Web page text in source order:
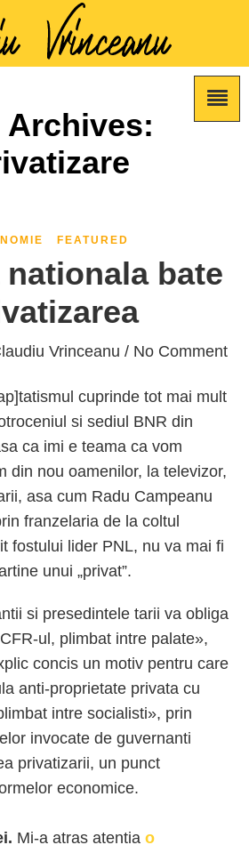
Archives:
FEATURED
nationala bate
Vrinceanu / No Comment
cuprinde tot mai mult
si sediul BNR din
ca imi e teama ca vom
din nou oamenilor, la televizor,
asa cum Radu Campeanu
franzelaria de la coltul
fostului lider PNL, nu va mai fi
unui „privat”.
si presedintele tarii va obliga
ul, plimbat intre palate»,
concis un motiv pentru care
anti-proprietate privata cu
intre socialisti», prin
invocate de guvernanti
privatizarii, un punct
economice.
Mi-a atras atentiao